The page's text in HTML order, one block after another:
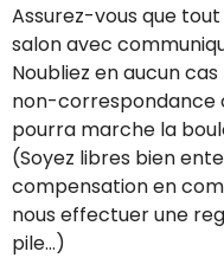
Assurez-vous que
salon avec
Noubliez en aucun
non-correspondance
pourra marche la
(Soyez libres bien
compensation en
nous effectuer une
pile…)